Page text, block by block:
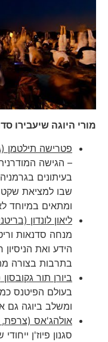
מורי היוגה שיעבירו
פטרישה תילטמן
– הגישה המודרנית
בעיתונים
שבו למציאת שקט
ומתאים במיוחד
ליאון לונדון (בריטניה)
מנחה סדנאות
הידע ואת הניסיון
בתרבות בצורה
ביורן תור גקובסון
בעולם הפיטנס
ומשלב ביוגה גם
אולהג'אס (צרפת,
סגנון פיוז'ן